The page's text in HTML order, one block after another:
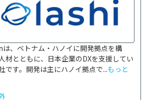
、ベトナム・ハノイに開発拠点を構
材とともに、日本企業のDXを支援してい
です。開発は主にハノイ拠点で...もっと